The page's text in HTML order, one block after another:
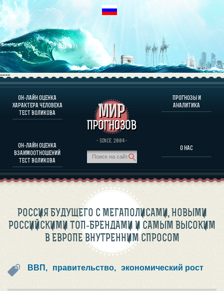
----
ОН-ЛАЙН ОЦЕНКА
ХАРАКТЕРА ЧЕЛОВЕКА
ТЕСТ ВОЛИКОВА
ОН-ЛАЙН ОЦЕНКА
ВЗАИМООТНОШЕНИЙ
ТЕСТ ВОЛИКОВА
· SINCE. 2004 ·
ПРОГНОЗЫ И
АНАЛИТИКА
О НАС
О ПРОГРАММЕ
ОЦЕНКА ХАРАКТЕРA ЧЕЛОВЕКА
ОЦЕНКА ХАРАКТЕРА ВЫДАЮЩИХСЯ ЛИЧНОСТЕЙ
О ПРОГРАММЕ
ПРОГНОЗЫ И АНАЛИТИКА
РОССИЯ БУДУЩЕГО С МЕГАПОЛИСАМИ, НОВЫМИ
РОССИЙСКИМИ ТОП-БРЕНДАМИ И САМЫМ ВЫСОКИМ
В ЕВРОПЕ ВНУТРЕННИМ СПРОСОМ
ВВП, правительство, экономический рост